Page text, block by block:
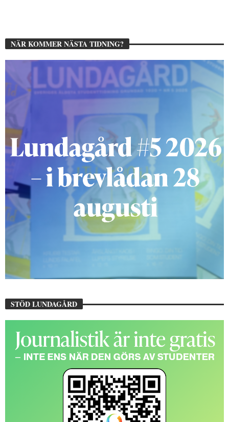
NÄR KOMMER NÄSTA TIDNING?
STÖD LUNDAGÅRD